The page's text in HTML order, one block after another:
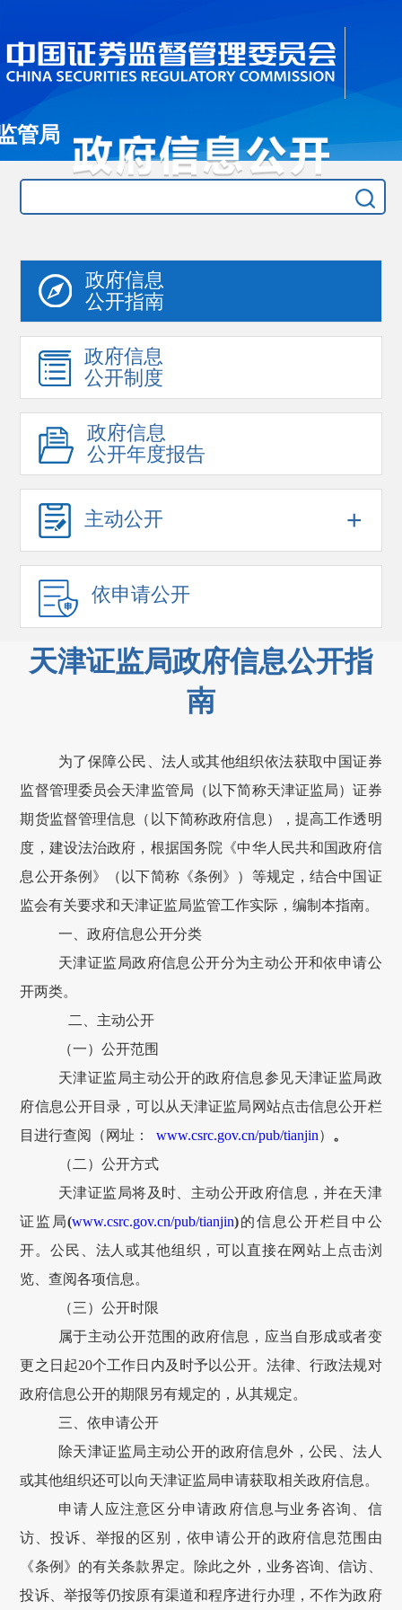
管局
政府信息
公开指南
政府信息
公开制度
政府信息
公开年度报告
主动公开 +
依申请公开
天津证监局政府信息公开指
南
为了保障公民、法人或其他组织依法获取中国证券
监督管理委员会天津监管局（以下简称天津证监局）证券
期货监督管理信息（以下简称政府信息），提高工作透明
度，建设法治政府，根据国务院《中华人民共和国政府信
息公开条例》（以下简称《条例》）等规定，结合中国证
监会有关要求和天津证监局监管工作实际，编制本指南。
一、政府信息公开分类
天津证监局政府信息公开分为主动公开和依申请公
开两类。
二、主动公开
（一）公开范围
天津证监局主动公开的政府信息参见天津证监局政
府信息公开目录，可以从天津证监局网站点击信息公开栏
目进行查阅（网址：
www.csrc.gov.cn/pub/tianjin） 。
（二）公开方式
天津证监局将及时、主动公开政府信息，并在天津
证监局(www.csrc.gov.cn/pub/tianjin)的信息公开栏目中公
开。公民、法人或其他组织，可以直接在网站上点击浏
览、查阅各项信息。
（三）公开时限
属于主动公开范围的政府信息，应当自形成或者变
更之日起20个工作日内及时予以公开。法律、行政法规对
政府信息公开的期限另有规定的，从其规定。
三、依申请公开
除天津证监局主动公开的政府信息外，公民、法人
或其他组织还可以向天津证监局申请获取相关政府信息。
申请人应注意区分申请政府信息与业务咨询、信
访、投诉、举报的区别，依申请公开的政府信息范围由
《条例》的有关条款界定。除此之外，业务咨询、信访、
投诉、举报等仍按原有渠道和程序进行办理，不作为政府